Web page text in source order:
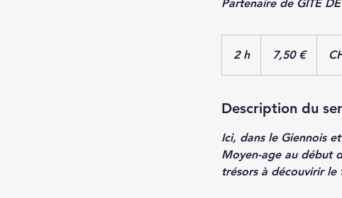
Partenaire de GÎTE
2 h2
h
7,50 €
Description du
Ici, dans le Giennois
Moyen-age au début
trésors à découvirir le